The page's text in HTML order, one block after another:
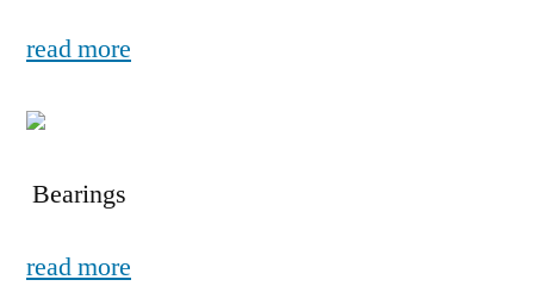
read more
Bearings
read more